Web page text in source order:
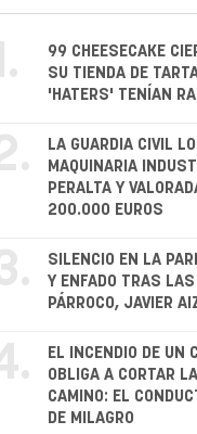
99 CHEESECAKE
SU TIENDA DE
'HATERS' TENÍAN
LA GUARDIA CIVIL
MAQUINARIA
PERALTA Y
200.000 EUROS
SILENCIO EN LA
Y ENFADO TRAS
PÁRROCO, JAVIER
EL INCENDIO DE UN
OBLIGA A CORTAR
CAMINO: EL
DE MILAGRO